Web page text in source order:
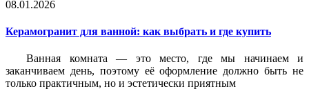
08.01.2026
Керамогранит для ванной: как выбрать и где купить
Ванная комната — это место, где мы начинаем и
заканчиваем день, поэтому её оформление должно быть не
только практичным, но и эстетически приятным